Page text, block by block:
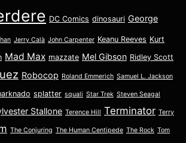
DC Comics dinosauri George
Jerry Calà John Carpenter Keanu Reeves Kurt
Mad Max mazzate Mel Gibson Ridley Scott
Robocop Roland Emmerich Samuel L. Jackson
splatter squali Star Trek Steven Seagal
Stallone Terence Hill Terminator Terry
The Conjuring The Human Centipede The Rock Tom